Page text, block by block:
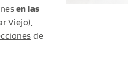
en las
Viejo),
de